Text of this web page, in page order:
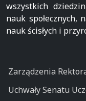
wszystkich
nauk społecznych,
nauk ścisłych i
Zarządzenia
Uchwały Senatu